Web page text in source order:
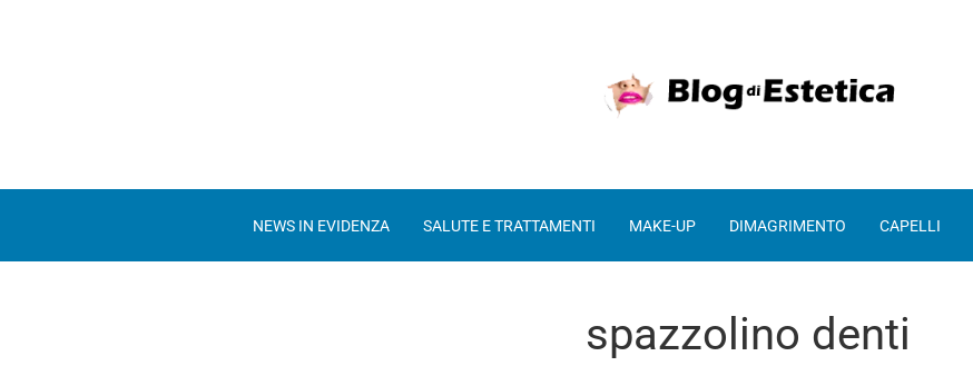
NEWS IN EVIDENZA SALUTE E TRATTAMENTI MAKE-UP DIMAGRIMENTO CAPELLI
spazzolino denti